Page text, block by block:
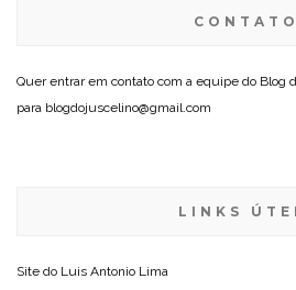
CONTATO
Quer entrar em contato com a equipe do Blog
para blogdojuscelino@gmail.com
LINKS
Site do Luis Antonio Lima